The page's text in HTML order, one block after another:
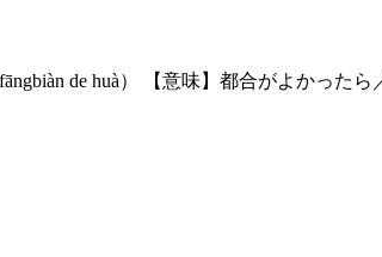
de huà） 【意味】都合がよかった